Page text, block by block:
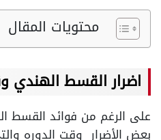
محتويات المقال
اضرار القسط الهندي
على الرغم من فوائد القسط
بعض الأضرار وقت الدوره